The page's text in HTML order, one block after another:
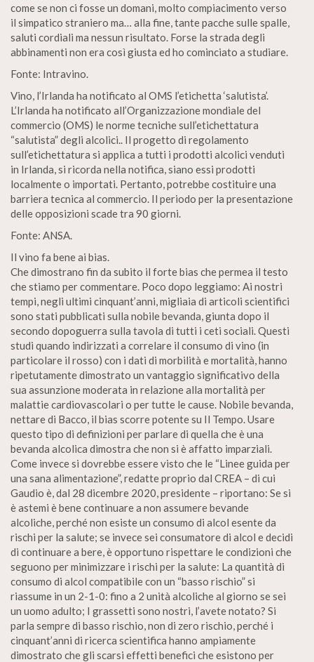
come se non ci fosse un domani, molto compiacimento verso
il simpatico straniero ma… alla fine, tante pacche sulle spalle,
saluti cordiali ma nessun risultato. Forse la strada degli
abbinamenti non era così giusta ed ho cominciato a studiare.
Fonte: Intravino.
Vino, l’Irlanda ha notificato al OMS l’etichetta ‘salutista’.
L’Irlanda ha notificato all’Organizzazione mondiale del
commercio (OMS) le norme tecniche sull’etichettatura
“salutista” degli alcolici.. Il progetto di regolamento
sull’etichettatura si applica a tutti i prodotti alcolici venduti
in Irlanda, si ricorda nella notifica, siano essi prodotti
localmente o importati. Pertanto, potrebbe costituire una
barriera tecnica al commercio. Il periodo per la presentazione
delle opposizioni scade tra 90 giorni.
Fonte: ANSA.
Il vino fa bene ai bias.
Che dimostrano fin da subito il forte bias che permea il testo
che stiamo per commentare. Poco dopo leggiamo: Ai nostri
tempi, negli ultimi cinquant’anni, migliaia di articoli scientifici
sono stati pubblicati sulla nobile bevanda, giunta dopo il
secondo dopoguerra sulla tavola di tutti i ceti sociali. Questi
studi quando indirizzati a correlare il consumo di vino (in
particolare il rosso) con i dati di morbilità e mortalità, hanno
ripetutamente dimostrato un vantaggio significativo della
sua assunzione moderata in relazione alla mortalità per
malattie cardiovascolari o per tutte le cause. Nobile bevanda,
nettare di Bacco, il bias scorre potente su Il Tempo. Usare
questo tipo di definizioni per parlare di quella che è una
bevanda alcolica dimostra che non si è affatto imparziali.
Come invece si dovrebbe essere visto che le “Linee guida per
una sana alimentazione”, redatte proprio dal CREA – di cui
Gaudio è, dal 28 dicembre 2020, presidente – riportano: Se si
è astemi è bene continuare a non assumere bevande
alcoliche, perché non esiste un consumo di alcol esente da
rischi per la salute; se invece sei consumatore di alcol e decidi
di continuare a bere, è opportuno rispettare le condizioni che
seguono per minimizzare i rischi per la salute: La quantità di
consumo di alcol compatibile con un “basso rischio” si
riassume in un 2-1-0: fino a 2 unità alcoliche al giorno se sei
un uomo adulto; I grassetti sono nostri, l’avete notato? Si
parla sempre di basso rischio, non di zero rischio, perché i
cinquant’anni di ricerca scientifica hanno ampiamente
dimostrato che gli scarsi effetti benefici che esistono per